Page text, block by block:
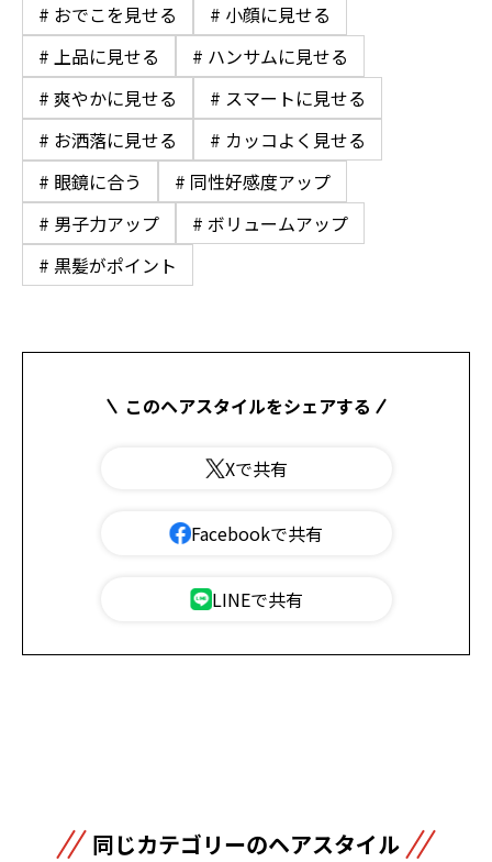
# おでこを見せる
# 小顔に見せる
# 上品に見せる
# ハンサムに見せる
# 爽やかに見せる
# スマートに見せる
# お洒落に見せる
# カッコよく見せる
# 眼鏡に合う
# 同性好感度アップ
# 男子力アップ
# ボリュームアップ
# 黒髪がポイント
このヘアスタイルをシェアする
Xで共有
Facebookで共有
LINEで共有
同じカテゴリーのヘアスタイル